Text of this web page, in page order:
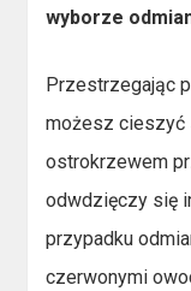
wyborze
Przestrzegając
możesz cieszyć
ostrokrzewem
odwdzięczy się
przypadku
czerwonymi